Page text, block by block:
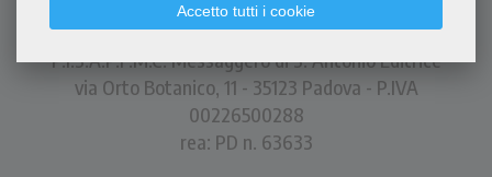
Accetto tutti i cookie
P.I.S.A.P.F.M.C. Messaggero di S. Antonio Editrice
via Orto Botanico, 11 - 35123 Padova - P.IVA
00226500288
rea: PD n. 63633